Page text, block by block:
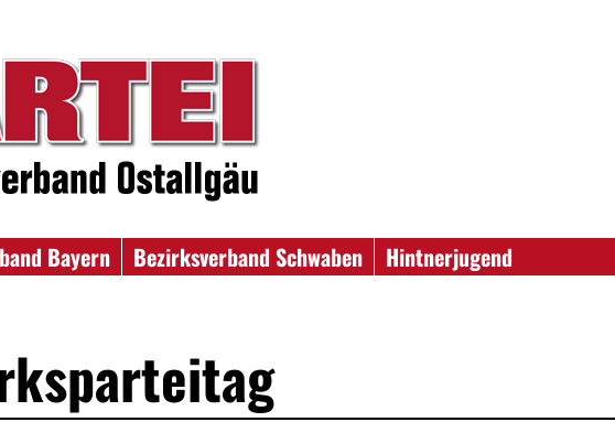
Bayern Bezirksverband Schwaben
Hintnerjugend